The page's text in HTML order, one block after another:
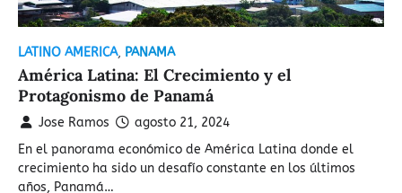
LATINO AMERICA, PANAMA
América Latina: El Crecimiento y el
Protagonismo de Panamá
Jose Ramos
agosto 21, 2024
En el panorama económico de América Latina donde el
crecimiento ha sido un desafío constante en los últimos
años, Panamá…